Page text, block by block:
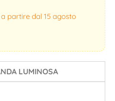
partire dal 15 agosto
LUMINOSA